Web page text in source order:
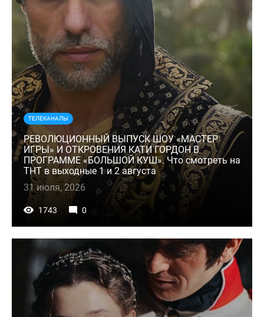
ТЕЛЕКАНАЛЫ
РЕВОЛЮЦИОННЫЙ ВЫПУСК ШОУ «МАСТЕР
ИГРЫ» И ОТКРОВЕНИЯ КАТИ ГОРДОН В
ПРОГРАММЕ «БОЛЬШОЙ КУШ». Что смотреть на
ТНТ в выходные 1 и 2 августа
31 июля, 2026
1743 0